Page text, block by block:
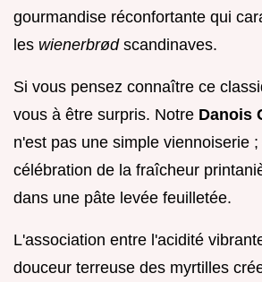
gourmandise réconfortante qui
les wienerbrød scandinaves.
Si vous pensez connaître ce
vous à être surpris. Notre Danois
n'est pas une simple viennoiserie
célébration de la fraîcheur
dans une pâte levée feuilletée.
L'association entre l'acidité
douceur terreuse des myrtilles